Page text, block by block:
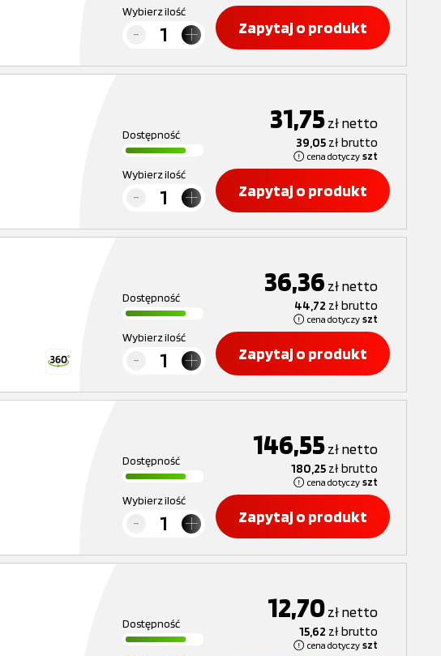
Wybierz ilość
Zapytaj o produkt
Dostępność 31,75złnetto
39,05 złbrutto
cena dotyczy szt
Wybierz ilość
Zapytaj o produkt
Dostępność 36,36 złnetto
44,72 złbrutto
cena dotyczy szt
Wybierz ilość
Zapytaj o produkt
Dostępność 146,55złnetto
180,25 złbrutto
cena dotyczy szt
Wybierz ilość
Zapytaj o produkt
Dostępność 12,70złnetto
15,62 złbrutto
cena dotyczy szt